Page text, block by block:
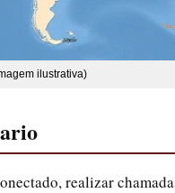
ilustrativa)
realizar